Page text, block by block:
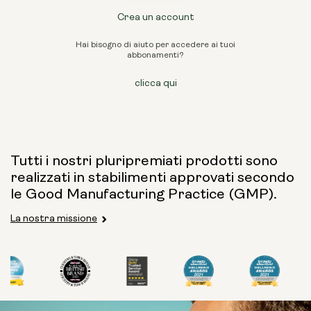
Crea un account
Hai bisogno di aiuto per accedere ai tuoi
abbonamenti?
clicca qui
Tutti i nostri pluripremiati prodotti sono
realizzati in stabilimenti approvati secondo
le Good Manufacturing Practice (GMP).
La nostra missione